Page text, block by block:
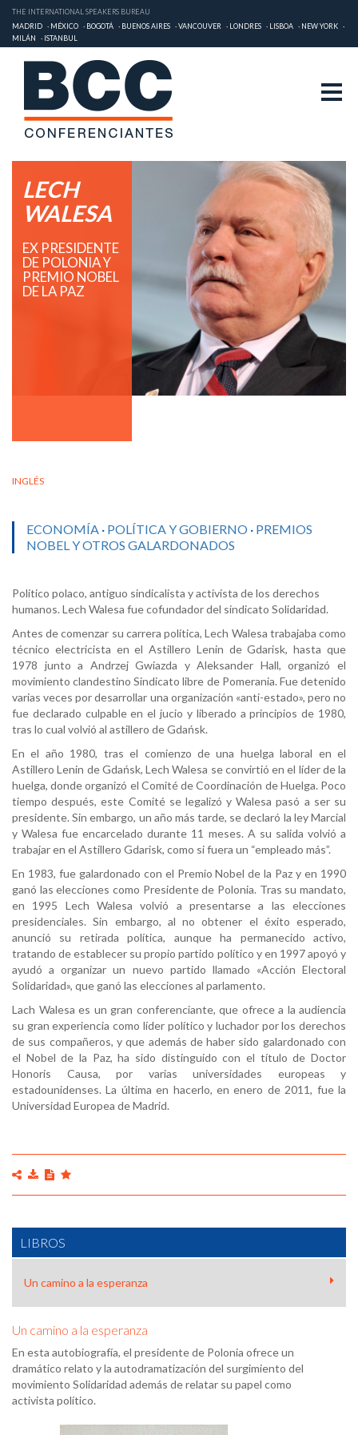
THE INTERNATIONAL SPEAKERS BUREAU
MADRID
MÉXICO BOGOTÁ BUENOS AIRES VANCOUVER LONDRES LISBOA
NEW YORK
MILÁN
ISTANBUL
LECH
WALESA
EX PRESIDENTE
DE POLONIA Y
PREMIO NOBEL
DE LA PAZ
INGLÉS
ECONOMÍA · POLÍTICA Y GOBIERNO · PREMIOS
NOBEL Y OTROS GALARDONADOS
Político polaco, antiguo sindicalista y activista de los derechos
humanos. Lech Walesa fue cofundador del sindicato Solidaridad.
Antes de comenzar su carrera política, Lech Walesa trabajaba como
técnico electricista en el Astillero Lenin de Gdarisk, hasta que
1978 junto a Andrzej Gwiazda y Aleksander Hall, organizó el
movimiento clandestino Sindicato libre de Pomerania. Fue detenido
varias veces por desarrollar una organización «anti-estado», pero no
fue declarado culpable en el jucio y liberado a principios de 1980,
tras lo cual volvió al astillero de Gdańsk.
En el año 1980, tras el comienzo de una huelga laboral en el
Astillero Lenin de Gdańsk, Lech Walesa se convirtió en el líder de la
huelga, donde organizó el Comité de Coordinación de Huelga. Poco
tiempo después, este Comité se legalizó y Walesa pasó a ser su
presidente. Sin embargo, un año más tarde, se declaró la ley Marcial
y Walesa fue encarcelado durante 11 meses. A su salida volvió a
trabajar en el Astillero Gdarisk, como si fuera un “empleado más”.
En 1983, fue galardonado con el Premio Nobel de la Paz y en 1990
ganó las elecciones como Presidente de Polonia. Tras su mandato,
en 1995 Lech Walesa volvió a presentarse a las elecciones
presidenciales. Sin embargo, al no obtener el éxito esperado,
anunció su retirada política, aunque ha permanecido activo,
tratando de establecer su propio partido político y en 1997 apoyó y
ayudó a organizar un nuevo partido llamado «Acción Electoral
Solidaridad», que ganó las elecciones al parlamento.
Lach Walesa es un gran conferenciante, que ofrece a la audiencia
su gran experiencia como líder político y luchador por los derechos
de sus compañeros, y que además de haber sido galardonado con
el Nobel de la Paz, ha sido distinguido con el título de Doctor
Honoris Causa, por varias universidades europeas y
estadounidenses. La última en hacerlo, en enero de 2011, fue la
Universidad Europea de Madrid.
LIBROS
Un camino a la esperanza
Un camino a la esperanza
En esta autobiografía, el presidente de Polonia ofrece un
dramático relato y la autodramatización del surgimiento del
movimiento Solidaridad además de relatar su papel como
activista político.